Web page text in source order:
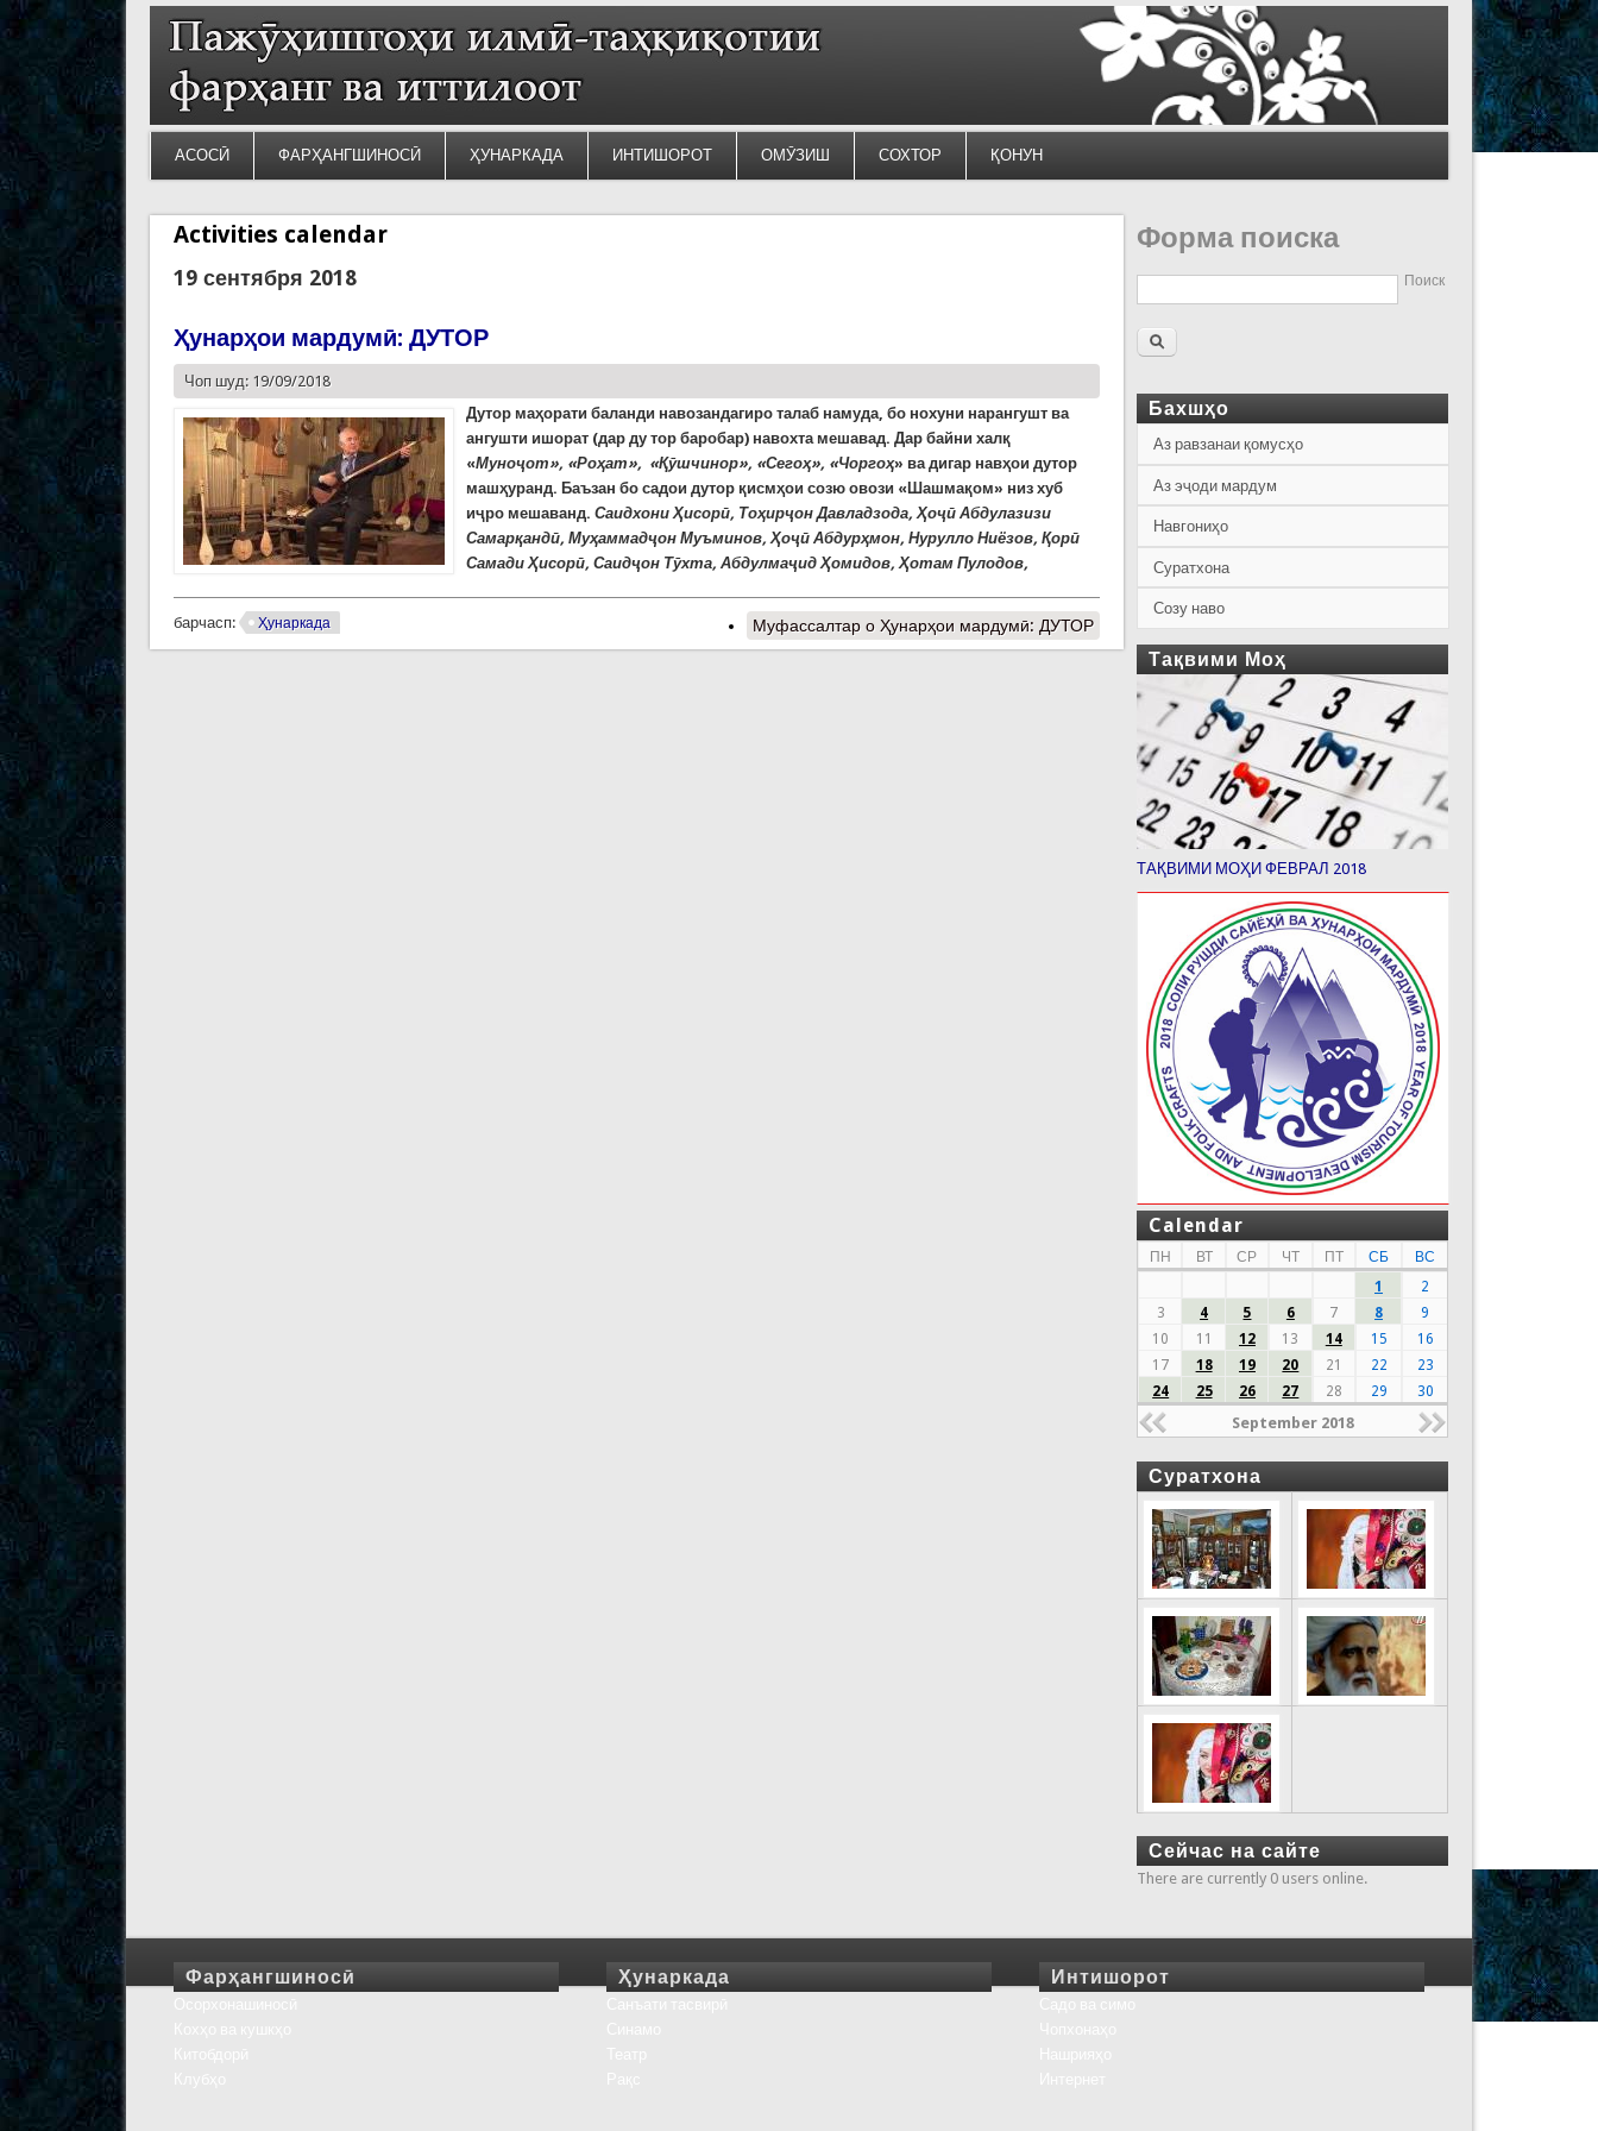
АСОСӢ ФАРҲАНГШИНОСӢ ҲУНАРКАДА ИНТИШОРОТ ОМӮЗИШ СОХТОР ҚОНУН
Activities calendar
19 сентября 2018
Ҳунарҳои мардумӣ: ДУТОР
Чоп шуд: 19/09/2018
Дутор маҳорати баланди навозандагиро талаб намуда, бо нохуни нарангушт ва
ангушти ишорат (дар ду тор баробар) навохта мешавад. Дар байни халқ
«Муноҷот», «Роҳат», «Қӯшчинор», «Сегоҳ», «Чоргоҳ» ва дигар навҳои дутор
машҳуранд. Баъзан бо садои дутор қисмҳои созю овози «Шашмақом» низ хуб
иҷро мешаванд. Саидхони Ҳисорӣ, Тоҳирҷон Давладзода, Ҳоҷӣ Абдулазизи
Самарқандӣ, Муҳаммадҷон Муъминов, Ҳоҷӣ Абдурҳмон, Нурулло Ниёзов, Қорӣ
Самади Ҳисорӣ, Саидҷон Тӯхта, Абдулмаҷид Ҳомидов, Ҳотам Пулодов,
барчасп: Ҳунаркада Муфассалтар о Ҳунарҳои мардумӣ: ДУТОР
Форма поиска
Поиск
Бахшҳо
Аз равзанаи қомусҳо
Аз эҷоди мардум
Навгониҳо
Суратхона
Созу наво
Тақвими Моҳ
ТАҚВИМИ МОҲИ ФЕВРАЛ 2018
Calendar
ПН ВТ СР ЧТ ПТ СБ
ВС
1
2
3
4 5 6 7 8
9
10
11 12 13 14 15
16
17
18 19 20 21 22
23
24
25 26 27 28 29 30
September 2018
Суратхона
Сейчас на сайте
There are currently 0 users online.
Фарҳангшиносӣ Ҳунаркада Интишорот